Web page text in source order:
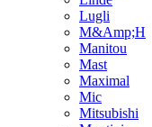
Lugli
M&Amp;H
Manitou
Mast
Maximal
Mic
Mitsubishi